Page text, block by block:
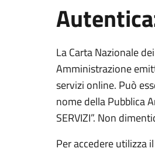
La Carta Nazionale
Amministrazione
servizi online. Può
nome della Pubblica
SERVIZI”. Non
Per accedere utilizza